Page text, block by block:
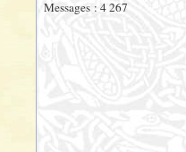
Messages : 4 267